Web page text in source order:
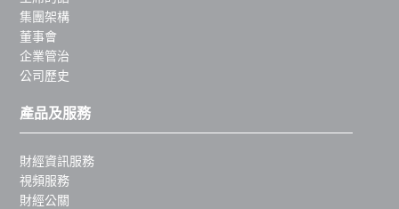
集團架構
董事會
企業管治
公司歷史
產品及服務
財經資訊服務
視頻服務
財經公關